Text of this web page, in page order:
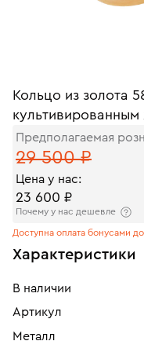
Кольцо из золота
Предполагаемая
29 500 ₽
Цена у нас:
23 600 ₽
Почему у нас дешевле
Доступна оплата бонусами
Характеристики
В наличии
Артикул
Металл